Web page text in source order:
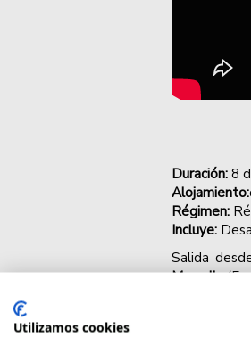
Duración:8
Alojamiento:
Régimen:
Incluye:
Salida
Marsella
Descubre
Utilizamos cookies